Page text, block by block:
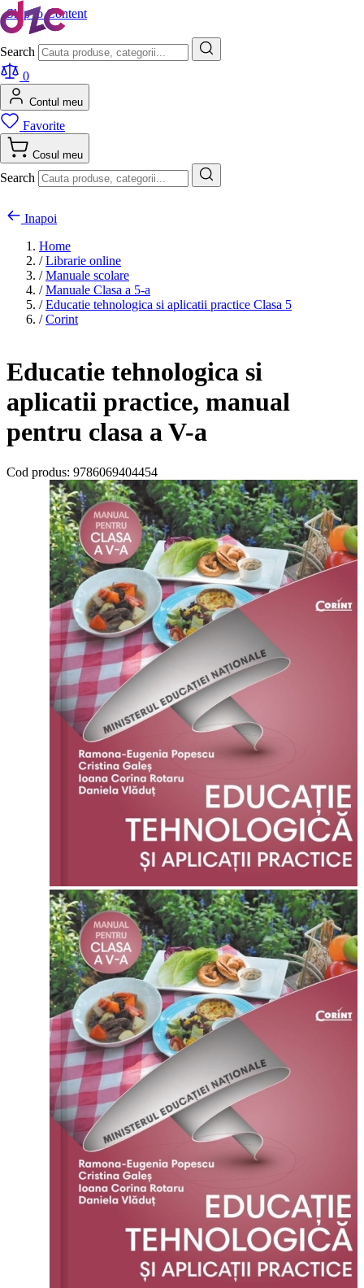
Skip to Content
Search
0
Contul meu
Favorite
Cosul meu
Search
Inapoi
Home
/ Librarie online
/ Manuale scolare
/ Manuale Clasa a 5-a
/ Educatie tehnologica si aplicatii practice Clasa 5
/ Corint
Educatie tehnologica si
aplicatii practice, manual
pentru clasa a V-a
Cod produs: 9786069404454